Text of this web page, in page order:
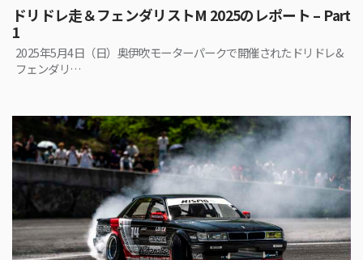
ドリドレ走＆フェンダリストM 2025のレポート – Part
1
2025年5月4日（日）奥伊吹モーターパークで開催されたドリドレ&
フェンダリ…